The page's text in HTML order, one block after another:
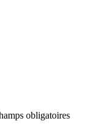
obligatoires